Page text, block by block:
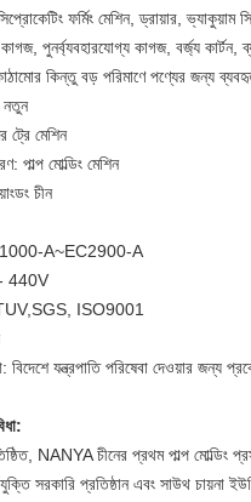
ফর্মিং মেশিন, ড্রায়ার,
কাগজ, পুনর্ব্যবহারযোগ্য কাগজ, বর্জ্য কার্টন,
কিন্তু বড় পরিমাণে পণ্যের জন্য
নতুন
ট্রে মেশিন
পাল্প মোল্ডিং মেশিন
চীন
A~EC2900-A
440V
ISO9001
বিদেশে যন্ত্রপাতি পরিষেবা দেওয়ার জন্য
NANYA চীনের প্রথম পাল্প মোল্ডিং
সরকারি প্রতিষ্ঠান এবং সাউথ চায়না